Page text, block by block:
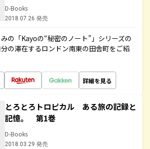
D-Books
2018.07.26 発売
の「Kayoの“秘密のノート”」シリーズの
の滞在するロンドン南東の田舎町をご紹
詳細を見る
とろとろトロピカル ある旅の記録と
記憶。 第1巻
D-Books
2018.03.29 発売